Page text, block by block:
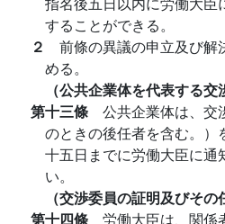
することができる。
２ 前條の異議の申立及び解
める。
（公共企業体を代表する交
第十三條 公共企業体は、交
のときの後任者を含む。）
十五日までに労働大臣に通
い。
（交渉委員の証明及びその
第十四條 労働大臣は、関係